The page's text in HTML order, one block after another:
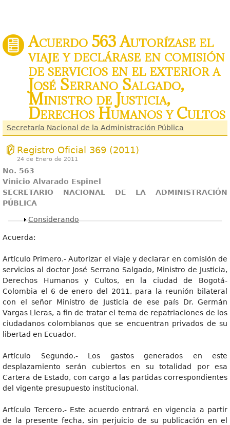
Acuerdo 563 Autorízase el
viaje y declárase en comisión
de servicios en el exterior a
José Serrano Salgado,
Ministro de Justicia,
Derechos Humanos y Cultos
Secretaría Nacional de la Administración Pública
Registro Oficial 369 (2011)
24 de Enero de 2011
No. 563
Vinicio Alvarado Espinel
SECRETARIO NACIONAL DE LA ADMINISTRACIÓN
PÚBLICA
Mostrar
Considerando
Acuerda:
Artículo Primero.- Autorizar el viaje y declarar en comisión de
servicios al doctor José Serrano Salgado, Ministro de Justicia,
Derechos Humanos y Cultos, en la ciudad de Bogotá-
Colombia el 6 de enero del 2011, para la reunión bilateral
con el señor Ministro de Justicia de ese país Dr. Germán
Vargas Lleras, a fin de tratar el tema de repatriaciones de los
ciudadanos colombianos que se encuentran privados de su
libertad en Ecuador.
Artículo Segundo.- Los gastos generados en este
desplazamiento serán cubiertos en su totalidad por esa
Cartera de Estado, con cargo a las partidas correspondientes
del vigente presupuesto institucional.
Artículo Tercero.- Este acuerdo entrará en vigencia a partir
de la presente fecha, sin perjuicio de su publicación en el